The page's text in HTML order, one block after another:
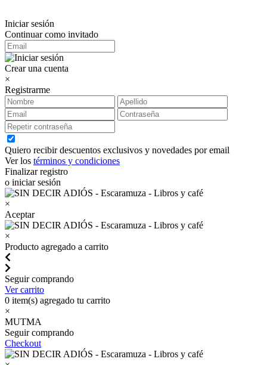
Iniciar sesión
Continuar como invitado
Crear una cuenta
×
Registrarme
Quiero recibir descuentos exclusivos y novedades por email
Ver los términos y condiciones
Finalizar registro
o iniciar sesión
×
Aceptar
×
Producto agregado a carrito
Seguir comprando
Ver carrito
0 item(s) agregado tu carrito
×
MUTMA
Seguir comprando
Checkout